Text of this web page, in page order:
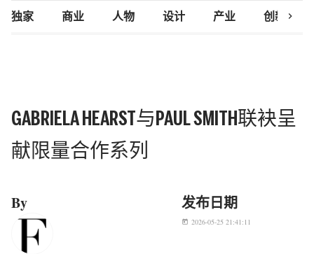
独家 商业 人物 设计 产业 创新研究
chevron_right
GABRIELA HEARST与PAUL SMITH联袂呈
献限量合作系列
By 发布日期
today 2026-05-25 21:41:11